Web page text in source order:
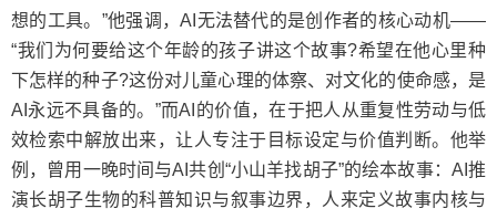
想的工具。”他强调，AI无法替代的是创作者的核心动机——
“我们为何要给这个年龄的孩子讲这个故事?希望在他心里种
下怎样的种子?这份对儿童心理的体察、对文化的使命感，是
AI永远不具备的。”而AI的价值，在于把人从重复性劳动与低
效检索中解放出来，让人专注于目标设定与价值判断。他举
例，曾用一晚时间与AI共创“小山羊找胡子”的绘本故事：AI推
演长胡子生物的科普知识与叙事边界，人来定义故事内核与